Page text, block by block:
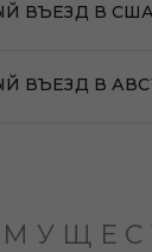
ВЪЕЗД В США
ВЪЕЗД В